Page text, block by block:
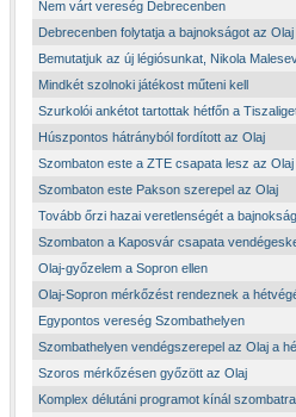
Nem várt vereség Debrecenben
Debrecenben folytatja a bajnokságot az Olaj
Bemutatjuk az új légiósunkat, Nikola
Mindkét szolnoki játékost műteni kell
Szurkolói ankétot tartottak hétfőn a
Húszpontos hátrányból fordított az Olaj
Szombaton este a ZTE csapata lesz az
Szombaton este Pakson szerepel az Olaj
Tovább őrzi hazai veretlenségét a
Szombaton a Kaposvár csapata
Olaj-győzelem a Sopron ellen
Olaj-Sopron mérkőzést rendeznek a
Egypontos vereség Szombathelyen
Szombathelyen vendégszerepel az Olaj a
Szoros mérkőzésen győzött az Olaj
Komplex délutáni programot kínál